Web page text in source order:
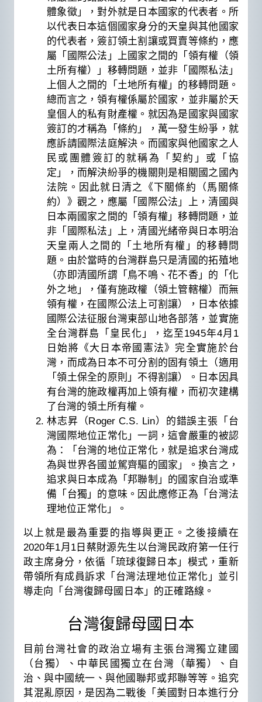
體象徵」，對外就是日本國家的代表者。所
以代表日本這個國家身分的天皇與其他國家
的代表者，簽訂領土割讓或買賣等條約，應
屬「國際公法」上國家之間的「領有權（領
土所有權）」移轉問題，並非「國際私法」
上個人之間的「土地所有權」的移轉問題。
總而言之，領有權係屬於國家，並非屬於天
皇個人的私有財產權。就因為是國家與國家
簽訂的才稱為「條約」，萬一發生紛爭，就
應訴請國際法庭解決。而國家與他國家之人
民或團體簽訂的就稱為「契約」或「協
定」，而解決紛爭的機關則是相關國之國內
法院。因此就日清之《下關條約（馬關條
約）》觀之，應屬「國際公法」上，清國與
日本兩國家之間的「領有權」移轉問題，並
非「國際私法」上，清國光緒帝與日本明治
天皇兩人之間的「土地所有權」的移轉問
題。由於當時的台灣群島只是清國的拓殖地
（亦即清國所謂「鳥不鳴、花不香」的「化
外之地」，僅有施政權（領土管轄權）而無
領有權，在國際公法上可割讓），日本依據
國際公法征服台灣東部山地各部落，並實施
全台灣群島「皇民化」，迄至1945年4月1
日始將《大日本帝國憲法》完全實施於台
灣，而成為日本不可分割的固有領土（適用
「領土保全的原則」不得割讓）。日本因具
有台灣的施政權再加上領有權，而初次建構
了台灣的領土所有權。
林志昇（Roger C.S. Lin）的錯誤主張「台
灣國際地位正常化」一詞，這會嚴重的被認
為：「台灣的地位正常化，就是追求台灣成
為與世界各國並駕齊驅的國家」。換言之，
追求與日本成為「邦聯制」的國家自治或準
備「台獨」的意味。因此應修正為「台灣法
理地位正常化」。
以上就是最為重要的指導與更正。之後接續在
2020年1月1日蔡財源先生以台灣民政府第一任行
政主席身分，依循「琉球復歸日本」模式，重新
帶領所有成員訴求「台灣法理地位正常化」並引
導走向「台灣復歸母國日本」的正確路線。
台灣復歸母國日本
目前台灣社會的政治立場有主張台灣獨立建國
（台獨）、中華民國獨立在台灣（華獨）、自
治、與中國統一、與他國聯邦或邦聯等等。追究
其混亂原因，是因為二戰後「美國對日本進行分